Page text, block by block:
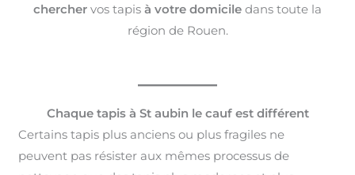
chercher vos tapis à votre domicile dans toute la
région de Rouen.
Chaque tapis à St aubin le cauf est différent
Certains tapis plus anciens ou plus fragiles ne
peuvent pas résister aux mêmes processus de